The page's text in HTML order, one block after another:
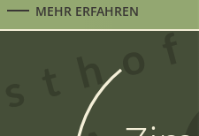
MEHR ERFAHREN